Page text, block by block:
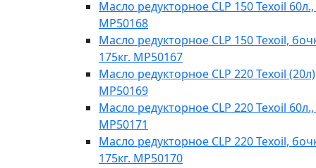
Масло редукторное CLP 150 Texoil
MP50168
Масло редукторное CLP 150 Texoil,
175кг. MP50167
Масло редукторное CLP 220 Texoil (20л)
MP50169
Масло редукторное CLP 220 Texoil
MP50171
Масло редукторное CLP 220 Texoil,
175кг. MP50170